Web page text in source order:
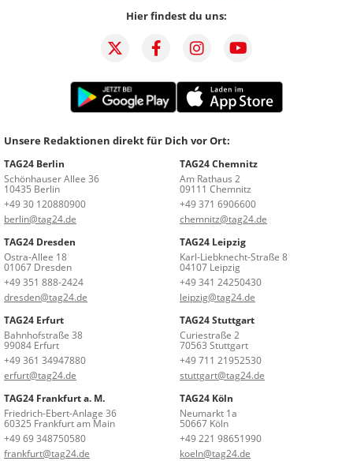
Hier findest du uns:
Unsere Redaktionen direkt für Dich vor Ort:
TAG24 Berlin
Schönhauser Allee 36
10435 Berlin
+49 30 120880900
berlin@tag24.de
TAG24 Chemnitz
Am Rathaus 2
09111 Chemnitz
+49 371 6906600
chemnitz@tag24.de
TAG24 Dresden
Ostra-Allee 18
01067 Dresden
+49 351 888-2424
dresden@tag24.de
TAG24 Leipzig
Karl-Liebknecht-Straße 8
04107 Leipzig
+49 341 24250430
leipzig@tag24.de
TAG24 Erfurt
Bahnhofstraße 38
99084 Erfurt
+49 361 34947880
erfurt@tag24.de
TAG24 Stuttgart
Curiestraße 2
70563 Stuttgart
+49 711 21952530
stuttgart@tag24.de
TAG24 Frankfurt a. M.
Friedrich-Ebert-Anlage 36
60325 Frankfurt am Main
+49 69 348750580
frankfurt@tag24.de
TAG24 Köln
Neumarkt 1a
50667 Köln
+49 221 98651990
koeln@tag24.de